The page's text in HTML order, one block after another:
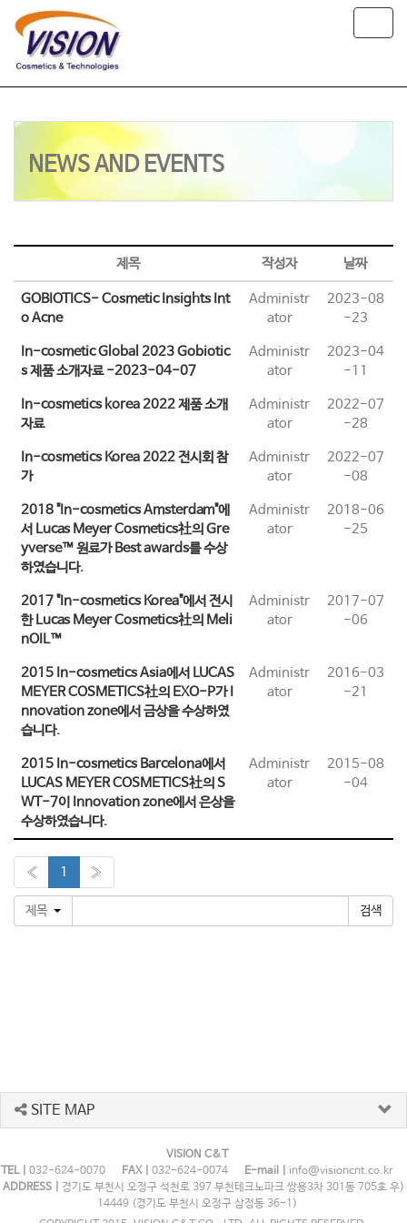
o
g
i
n
NEWS AND EVENTS
제목 작성자 날짜
GOBIOTICS- Cosmetic Insights Int
o Acne
Administr
ator
2023-08
-23
In-cosmetic Global 2023 Gobiotic
s 제품 소개자료 -2023-04-07
Administr
ator
2023-04
-11
In-cosmetics korea 2022 제품 소개
자료
Administr
ator
2022-07
-28
In-cosmetics Korea 2022 전시회 참
가
Administr
ator
2022-07
-08
2018 "In-cosmetics Amsterdam"에
서 Lucas Meyer Cosmetics社의 Gre
yverse™ 원료가 Best awards를 수상
하였습니다.
Administr
ator
2018-06
-25
2017 "In-cosmetics Korea"에서 전시
한 Lucas Meyer Cosmetics社의 Meli
nOIL™
Administr
ator
2017-07
-06
2015 In-cosmetics Asia에서 LUCAS
MEYER COSMETICS社의 EXO-P가 I
nnovation zone에서 금상을 수상하였
습니다.
Administr
ator
2016-03
-21
2015 In-cosmetics Barcelona에서
LUCAS MEYER COSMETICS社의 S
WT-7이 Innovation zone에서 은상을
수상하였습니다.
Administr
ator
2015-08
-04
« 1 »
제목
SITE MAP
VISION C&T
TEL |
032-624-0070 FAX | 032-624-0074 E-mail |
info@visioncnt.co.kr
ADDRESS |
경기도 부천시 오정구 석천로 397 부천테크노파크 쌍용3차 301동 705호 우)
14449 (경기도 부천시 오정구 삼정동 36-1)